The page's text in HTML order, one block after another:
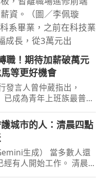
資。（圖／李佩璇
系畢業，之前在科技業
成長，從3萬元出
職！期待加薪破萬元
等更好機會
發言人曾仲葳指出，
已成為青年上班族最普遍
正式展開，不少青年上班
視職涯規劃。1111人力
超過六成年輕
城市的人：清晨四點
生成） 當多數人還
經有人開始工作。 清晨